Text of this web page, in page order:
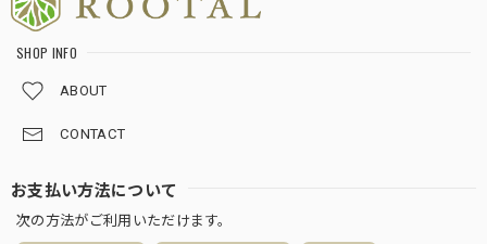
SHOP INFO
ABOUT
CONTACT
お支払い方法について
次の方法がご利用いただけます。